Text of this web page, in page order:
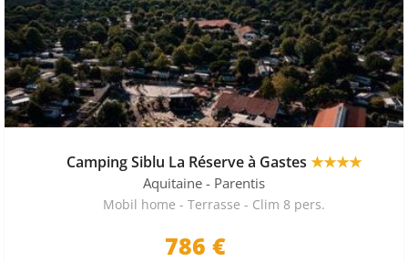
Camping Siblu La Réserve à Gastes ★★★★
Aquitaine - Parentis
Mobil home - Terrasse - Clim 8 pers.
786 €